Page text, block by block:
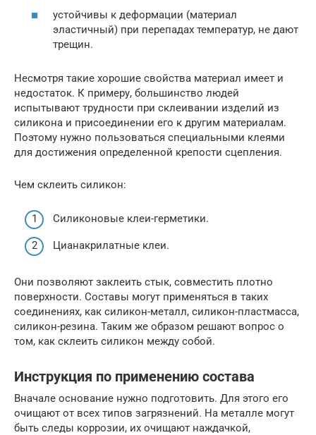
устойчивы к деформации (материал
эластичный) при перепадах температур, не дают
трещин.
Несмотря такие хорошие свойства материал имеет и
недостаток. К примеру, большинство людей
испытывают трудности при склеивании изделий из
силикона и присоединении его к другим материалам.
Поэтому нужно пользоваться специальными клеями
для достижения определенной крепости сцепления.
Чем склеить силикон:
Силиконовые клеи-герметики.
Цианакрилатные клеи.
Они позволяют заклеить стык, совместить плотно
поверхности. Составы могут применяться в таких
соединениях, как силикон-металл, силикон-пластмасса,
силикон-резина. Таким же образом решают вопрос о
том, как склеить силикон между собой.
Инструкция по применению состава
Вначале основание нужно подготовить. Для этого его
очищают от всех типов загрязнений. На металле могут
быть следы коррозии, их очищают наждачкой,